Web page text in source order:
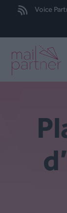
Voice
Plateforme